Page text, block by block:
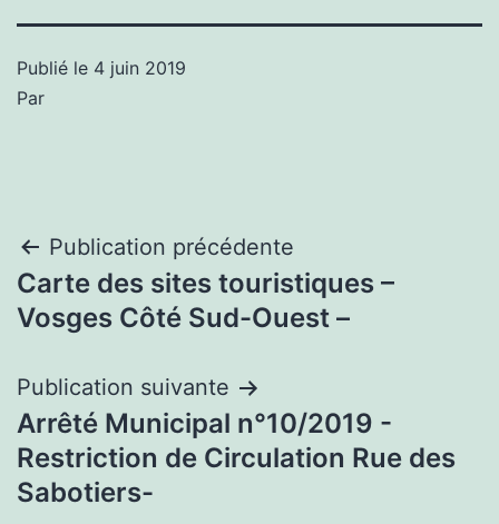
Publié le 4 juin 2019
Par
Navigation
de
Publication précédente
Carte des sites touristiques –
Vosges Côté Sud-Ouest –
Publication suivante
Arrêté Municipal n°10/2019 -
Restriction de Circulation Rue des
Sabotiers-